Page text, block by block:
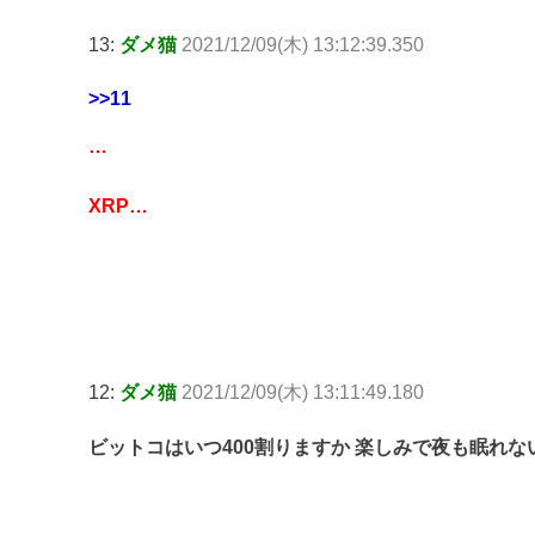
13: ダメ猫 2021/12/09(木) 13:12:39.350
>>11
…
XRP…
12: ダメ猫 2021/12/09(木) 13:11:49.180
ビットコはいつ400割りますか 楽しみで夜も眠れな